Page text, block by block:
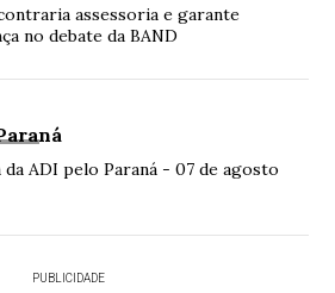
assessoria e garante
no debate da BAND
da ADI pelo Paraná - 07 de agosto
PUBLICIDADE